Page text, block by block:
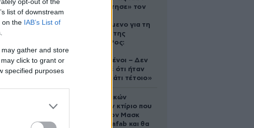
list of downstream
on the IAB’s List of
gather and store
click to grant or
specified purposes
που «υιοθέτησε» τον
κατηγορούμενο για τη
δολοφονία της
Ελίζαμπεθ Ρος:
συντετριμμένοι – Δεν
έδειξε ποτέ ότι ήταν
ικανός για κάτι τέτοιο»
Το φαραωνικών
διαστάσεων κτίριο που
χτίζει ο Έλον Μασκ
λέγεται Terafab και θα